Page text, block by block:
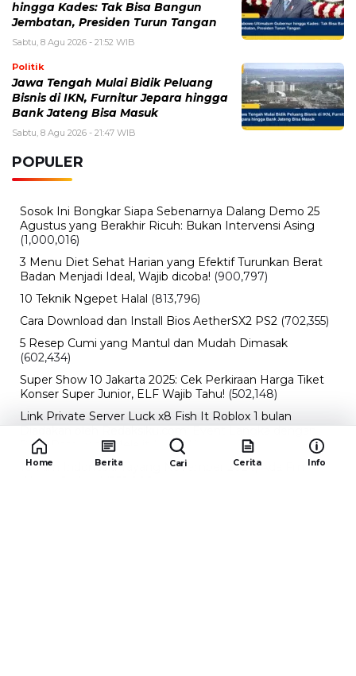
hingga Kades: Tak Bisa Bangun
Jembatan, Presiden Turun Tangan
Sabtu, 8 Agu 2026 - 21:52 WIB
Politik
Jawa Tengah Mulai Bidik Peluang
Bisnis di IKN, Furnitur Jepara hingga
Bank Jateng Bisa Masuk
Sabtu, 8 Agu 2026 - 21:47 WIB
POPULER
Sosok Ini Bongkar Siapa Sebenarnya Dalang Demo 25
Agustus yang Berakhir Ricuh: Bukan Intervensi Asing
(1,000,016)
3 Menu Diet Sehat Harian yang Efektif Turunkan Berat
Badan Menjadi Ideal, Wajib dicoba! (900,797)
10 Teknik Ngepet Halal (813,796)
Cara Download dan Install Bios AetherSX2 PS2 (702,355)
5 Resep Cumi yang Mantul dan Mudah Dimasak
(602,434)
Super Show 10 Jakarta 2025: Cek Perkiraan Harga Tiket
Konser Super Junior, ELF Wajib Tahu! (502,148)
Link Private Server Luck x8 Fish It Roblox 1 bulan
Diadakan oleh Redaksiku.com: Event Langka dengan
Drop Rate yang Melejit
(424,819)
10 Film Indonesia Tayang November 2024, Ada Film
Home Berita Cari Cerita Info